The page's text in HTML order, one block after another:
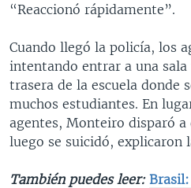
“Reaccionó rápidamente”.
Cuando llegó la policía, los
intentando entrar a una sala
trasera de la escuela donde
muchos estudiantes. En
agentes, Monteiro disparó a
luego se suicidó, explicaron
También puedes leer: